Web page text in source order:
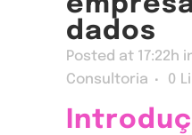
dados
Posted at 17:22h
Consultoria
0